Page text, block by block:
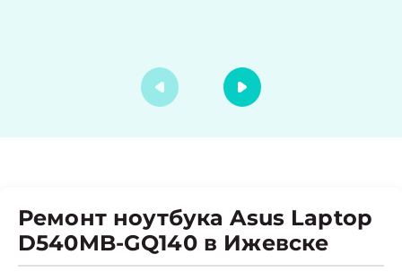
Ремонт ноутбука Asus Laptop
D540MB-GQ140 в Ижевске